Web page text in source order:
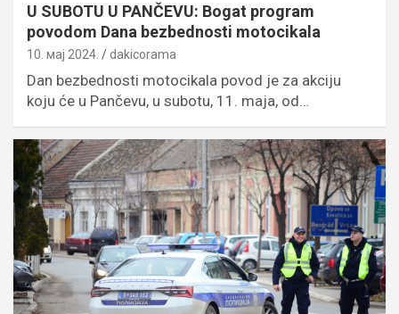
U SUBOTU U PANČEVU: Bogat program
povodom Dana bezbednosti motocikala
10. мај 2024. dakicorama
Dan bezbednosti motocikala povod je za akciju
koju će u Pančevu, u subotu, 11. maja, od…